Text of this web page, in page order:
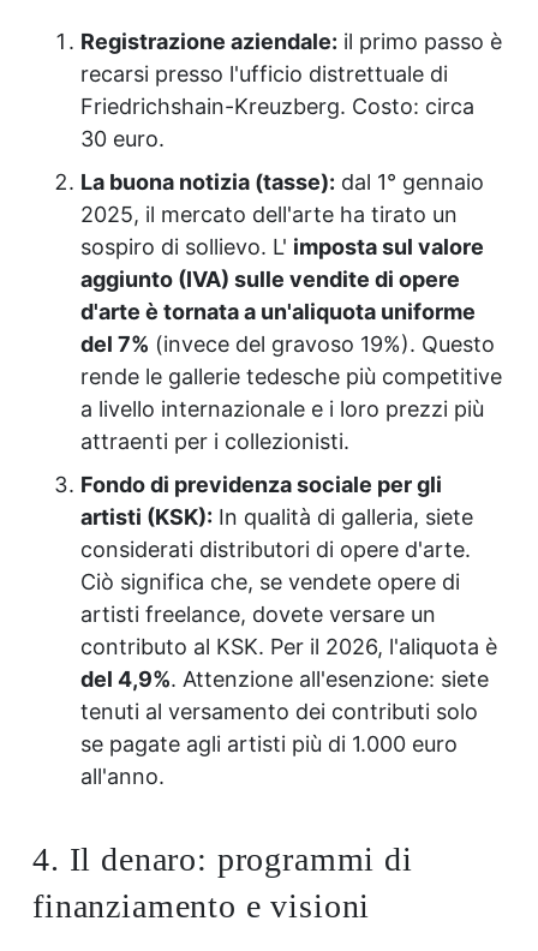
Registrazione aziendale: il primo passo è
recarsi presso l'ufficio distrettuale di
Friedrichshain-Kreuzberg. Costo: circa
30 euro.
La buona notizia (tasse): dal 1° gennaio
2025, il mercato dell'arte ha tirato un
sospiro di sollievo. L' imposta sul valore
aggiunto (IVA) sulle vendite di opere
d'arte è tornata a un'aliquota uniforme
del 7% (invece del gravoso 19%). Questo
rende le gallerie tedesche più competitive
a livello internazionale e i loro prezzi più
attraenti per i collezionisti.
Fondo di previdenza sociale per gli
artisti (KSK): In qualità di galleria, siete
considerati distributori di opere d'arte.
Ciò significa che, se vendete opere di
artisti freelance, dovete versare un
contributo al KSK. Per il 2026, l'aliquota è
del 4,9%. Attenzione all'esenzione: siete
tenuti al versamento dei contributi solo
se pagate agli artisti più di 1.000 euro
all'anno.
4. Il denaro: programmi di
finanziamento e visioni